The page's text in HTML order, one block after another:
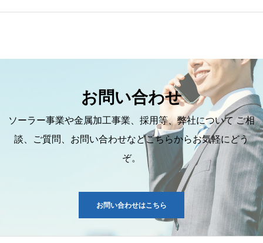
お問い合わせ
ソーラー事業や金属加工事業、採用等、弊社について ご相
談、ご質問、お問い合わせなどこちらからお気軽にどう
ぞ。
お問い合わせはこちら